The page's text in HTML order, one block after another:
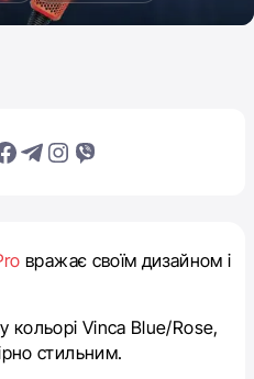
вражає своїм дизайном і
кольорі Vinca Blue/Rose,
стильним.